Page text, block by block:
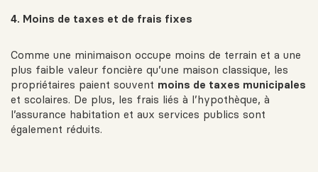
4. Moins de taxes et de frais fixes
Comme une minimaison occupe moins de terrain et a une
plus faible valeur foncière qu’une maison classique, les
propriétaires paient souvent moins de taxes municipales
et scolaires. De plus, les frais liés à l’hypothèque, à
l’assurance habitation et aux services publics sont
également réduits.